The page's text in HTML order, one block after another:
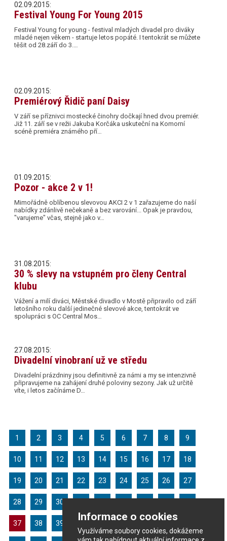
Informace o cookies
Využíváme soubory cookies, dokážeme
02.09.2015:
Festival Young For Young 2015
Festival Young for young - festival mladých divadel pro diváky
mladé nejen věkem - startuje letos popáté. I tentokrát se můžete
těšit od 28.září do 3.…
02.09.2015:
Premiérový Řidič paní Daisy
V září se příznivci mostecké činohry dočkají hned dvou premiér.
Již 11. září se v režii Jakuba Korčáka uskuteční na Komorní
scéně premiéra známého pří…
01.09.2015:
Pozor - akce 2 v 1!
Mimořádně oblíbenou slevovou AKCI 2 v 1 zařazujeme do naší
nabídky zdánlivě nečekaně a bez varování... Opak je pravdou,
"varujeme" včas, stejně jako v…
31.08.2015:
30 % slevy na vstupném pro členy Central
klubu
Vážení a milí diváci, Městské divadlo v Mostě připravilo od září
letošního roku další jedinečné slevové akce, tentokrát ve
spolupráci s OC Central Mos…
27.08.2015:
Divadelní vinobraní už ve středu
Divadelní prázdniny jsou definitivně za námi a my se intenzivně
připravujeme na zahájení druhé poloviny sezony. Jak už určitě
víte, i letos začínáme D…
1 2 3 4 5 6 7 8 9
10 11 12 13 14 15 16 17 18
19 20 21 22 23 24 25 26 27
28 29 30
37 38 39